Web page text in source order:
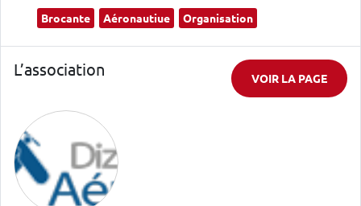
Brocante Aéronautiue Organisation
L’association VOIR LA PAGE